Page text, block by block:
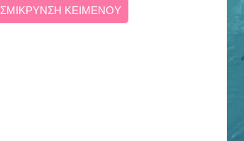
ΣΜΙΚΡΥΝΣΗ ΚΕΙΜΕΝΟΥ